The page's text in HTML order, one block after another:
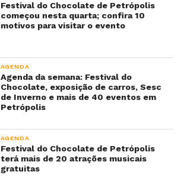
Festival do Chocolate de Petrópolis
começou nesta quarta; confira 10
motivos para visitar o evento
AGENDA
Agenda da semana: Festival do
Chocolate, exposição de carros, Sesc
de Inverno e mais de 40 eventos em
Petrópolis
AGENDA
Festival do Chocolate de Petrópolis
terá mais de 20 atrações musicais
gratuitas